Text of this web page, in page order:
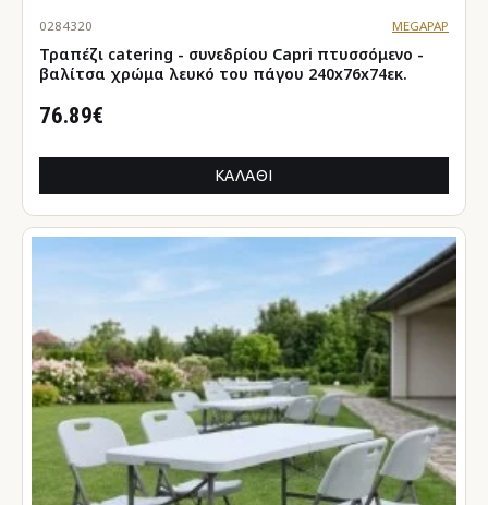
0284320 MEGAPAP
Τραπέζι catering - συνεδρίου Capri πτυσσόμενο -
βαλίτσα χρώμα λευκό του πάγου 240x76x74εκ.
76.89€
ΚΑΛΆΘΙ